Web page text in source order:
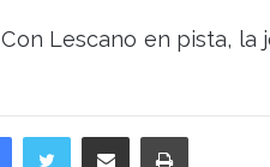
Con Lescano en pista, la
Facebook Compartir vía correo electrónico